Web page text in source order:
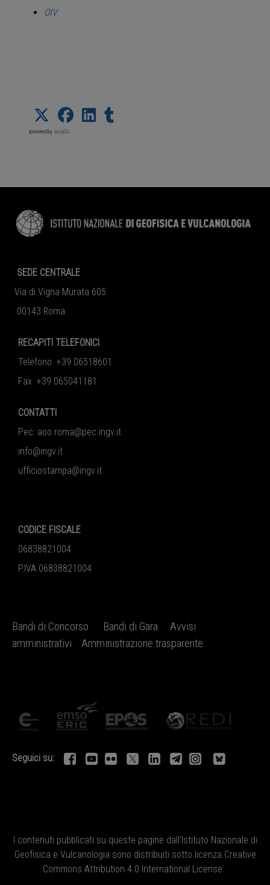
OIV
powered by social2s
SEDE CENTRALE
Via di Vigna Murata 605
00143 Roma
RECAPITI TELEFONICI
Telefono +39 06518601
Fax +39 065041181
CONTATTI
Pec: aoo.roma@pec.ingv.it
info@ingv.it
ufficiostampa@ingv.it
CODICE FISCALE
06838821004
P.IVA 06838821004
Bandi di Concorso Bandi di Gara
Avvisi
amministrativi
Amministrazione trasparente
Seguici su:
I contenuti pubblicati su queste pagine dall'Istituto Nazionale di
Geofisica e Vulcanologia sono distribuiti sotto licenza Creative
Commons Attribution 4.0 International License.